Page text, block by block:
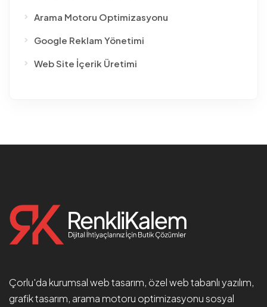
Arama Motoru Optimizasyonu
Google Reklam Yönetimi
Web Site İçerik Üretimi
Çorlu'dakurumsal web tasarım, özel web tabanlı yazılım,
grafik tasarım, arama motoru optimizasyonusosyal